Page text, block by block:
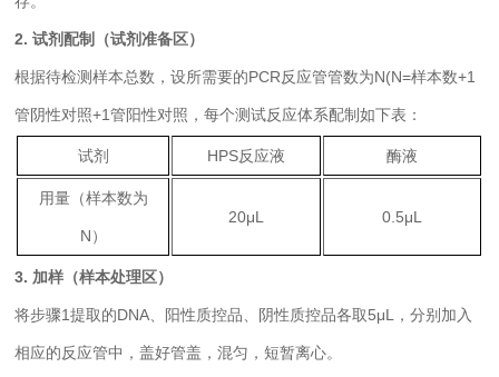
2. 试剂配制（试剂准备区）
根据待检测样本总数，设所需要的PCR反应管管数为N(N=样本数+1
管阴性对照+1管阳性对照，每个测试反应体系配制如下表：
试剂 HPS反应液 酶液
用量（样本数为
N）
20μL 0.5μL
3. 加样（样本处理区）
将步骤1提取的DNA、阳性质控品、阴性质控品各取5μL，分别加入
相应的反应管中，盖好管盖，混匀，短暂离心。